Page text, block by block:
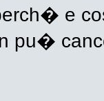
e
pu�